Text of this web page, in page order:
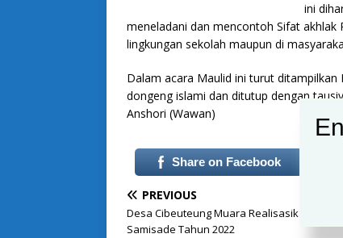
ini
meneladani dan mencontoh Sifat akhlak
lingkungan sekolah maupun di
Dalam acara Maulid ini turut ditampilkan
dongeng islami dan ditutup dengan
Anshori (Wawan)
Share on Facebook
PREVIOUS
Desa Cibeuteung Muara Realisasikan
Samisade Tahun 2022